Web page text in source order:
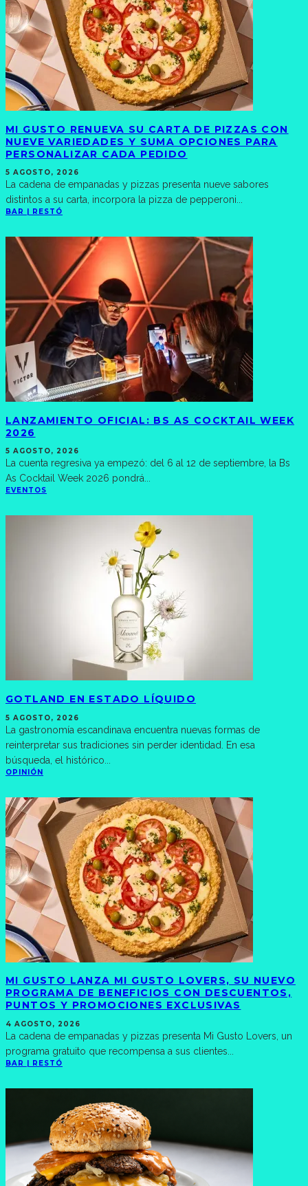
MI GUSTO RENUEVA SU CARTA DE PIZZAS CON
NUEVE VARIEDADES Y SUMA OPCIONES PARA
PERSONALIZAR CADA PEDIDO
5 AGOSTO, 2026
La cadena de empanadas y pizzas presenta nueve sabores
distintos a su carta, incorpora la pizza de pepperoni
BAR | RESTÓ
LANZAMIENTO OFICIAL: BS AS COCKTAIL WEEK
2026
5 AGOSTO, 2026
La cuenta regresiva ya empezó: del 6 al 12 de septiembre, la Bs
As Cocktail Week 2026 pondrá...
EVENTOS
GOTLAND EN ESTADO LÍQUIDO
5 AGOSTO, 2026
La gastronomía escandinava encuentra nuevas formas de
reinterpretar sus tradiciones sin perder identidad. En esa
búsqueda, el histórico
OPINIÓN
MI GUSTO LANZA MI GUSTO LOVERS, SU NUEVO
PROGRAMA DE BENEFICIOS CON DESCUENTOS,
PUNTOS Y PROMOCIONES EXCLUSIVAS
4 AGOSTO, 2026
La cadena de empanadas y pizzas presenta Mi Gusto Lovers, un
programa gratuito que recompensa a sus clientes
BAR | RESTÓ